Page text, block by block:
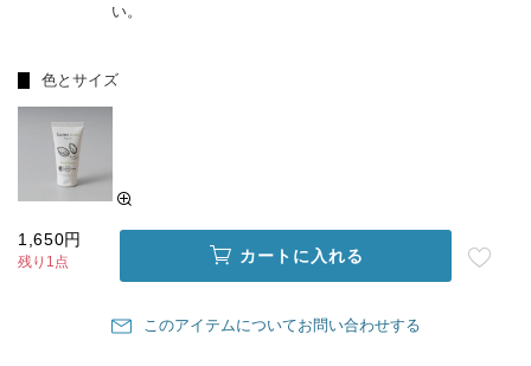
い。
色とサイズ
1,650円
残り1点 カートに入れる
このアイテムについてお問い合わせする